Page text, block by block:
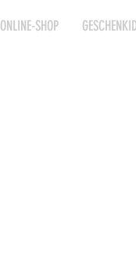
ONLINE-SHOP